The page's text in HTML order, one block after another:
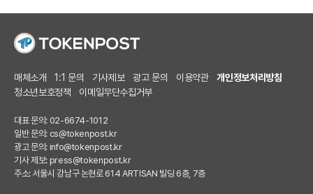
매체소개 1:1 문의 기사제보 광고 문의 이용약관
개인정보처리방침
청소년보호정책
이메일무단수집거부
대표 문의: 02-6674-1012
일반 문의: cs@tokenpost.kr
광고 문의: info@tokenpost.kr
기사 제보: press@tokenpost.kr
주소: 서울시 강남구 논현로 614 ARTISAN 빌딩 6층, 7층